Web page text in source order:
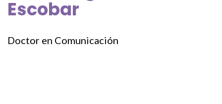
Escobar
Doctor en Comunicación